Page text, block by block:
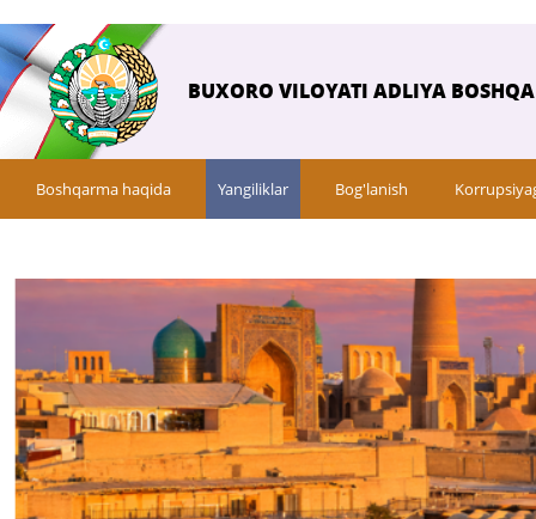
BUXORO VILOYATI ADLIYA
Boshqarma haqida Yangiliklar Bog'lanish